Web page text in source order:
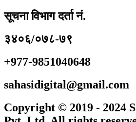
सूचना विभाग दर्ता नं.
३४०६/०७८-७९
+977-9851040648
sahasidigital@gmail.com
Copyright © 2019 - 2024